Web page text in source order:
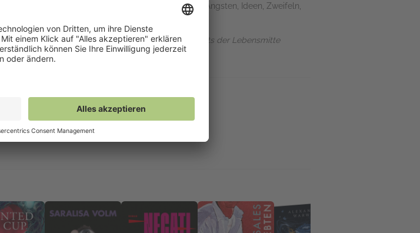
und das kostbare Gefühl, dass wir mit all unseren Ängsten, Ideen, Zweifeln,
Licht und Schatten nicht alleine sind.
tapfere und ehrliche Begleitung für alle, die jenseits der Lebensmitte